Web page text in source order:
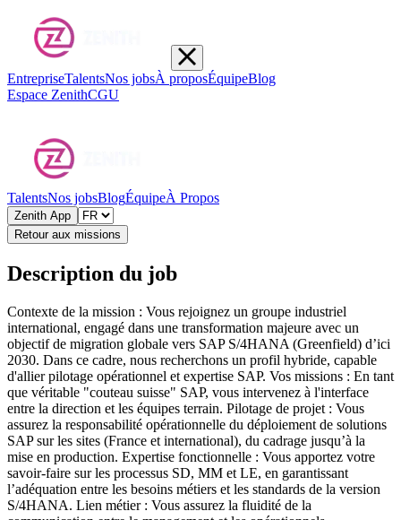
EntrepriseTalentsNos jobsÀ proposÉquipeBlog
Espace ZenithCGU
TalentsNos jobsBlogÉquipeÀ Propos
Zenith App
Retour aux missions
Description du job
Contexte de la mission : Vous rejoignez un groupe industriel
international, engagé dans une transformation majeure avec un
objectif de migration globale vers SAP S/4HANA (Greenfield) d’ici
2030. Dans ce cadre, nous recherchons un profil hybride, capable
d'allier pilotage opérationnel et expertise SAP. Vos missions : En tant
que véritable "couteau suisse" SAP, vous intervenez à l'interface
entre la direction et les équipes terrain. Pilotage de projet : Vous
assurez la responsabilité opérationnelle du déploiement de solutions
SAP sur les sites (France et international), du cadrage jusqu’à la
mise en production. Expertise fonctionnelle : Vous apportez votre
savoir-faire sur les processus SD, MM et LE, en garantissant
l’adéquation entre les besoins métiers et les standards de la version
S/4HANA. Lien métier : Vous assurez la fluidité de la